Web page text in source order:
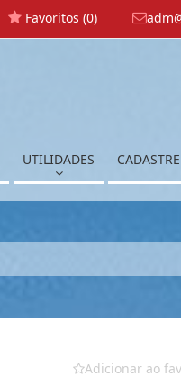
Favoritos (0)
UTILIDADES
Adicionar ao